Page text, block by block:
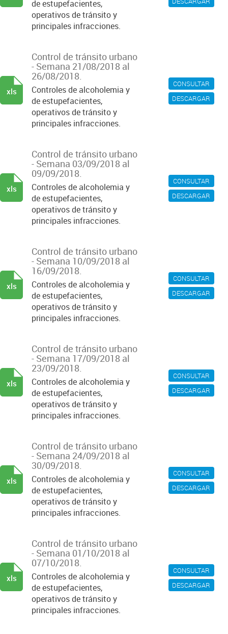
de estupefacientes,
operativos de tránsito y
principales infracciones.
CONSULTAR
DESCARGAR
Control de tránsito urbano
- Semana 21/08/2018 al
26/08/2018.
Controles de alcoholemia y
de estupefacientes,
operativos de tránsito y
principales infracciones.
xls
CONSULTAR
DESCARGAR
Control de tránsito urbano
- Semana 03/09/2018 al
09/09/2018.
Controles de alcoholemia y
de estupefacientes,
operativos de tránsito y
principales infracciones.
xls
CONSULTAR
DESCARGAR
Control de tránsito urbano
- Semana 10/09/2018 al
16/09/2018.
Controles de alcoholemia y
de estupefacientes,
operativos de tránsito y
principales infracciones.
xls
CONSULTAR
DESCARGAR
Control de tránsito urbano
- Semana 17/09/2018 al
23/09/2018.
Controles de alcoholemia y
de estupefacientes,
operativos de tránsito y
principales infracciones.
xls
CONSULTAR
DESCARGAR
Control de tránsito urbano
- Semana 24/09/2018 al
30/09/2018.
Controles de alcoholemia y
de estupefacientes,
operativos de tránsito y
principales infracciones.
xls
CONSULTAR
DESCARGAR
Control de tránsito urbano
- Semana 01/10/2018 al
07/10/2018.
Controles de alcoholemia y
de estupefacientes,
operativos de tránsito y
principales infracciones.
xls